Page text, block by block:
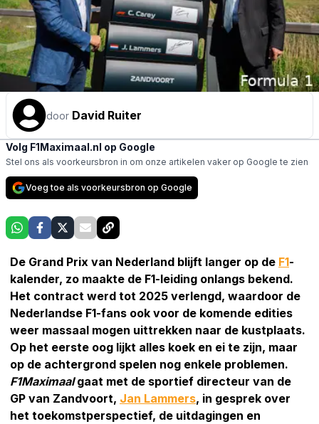
door David Ruiter
Volg F1Maximaal.nl op Google
Stel ons als voorkeursbron in om onze artikelen vaker op Google te zien
Voeg toe als voorkeursbron op Google
De Grand Prix van Nederland blijft langer op de F1-
kalender, zo maakte de F1-leiding onlangs bekend.
Het contract werd tot 2025 verlengd, waardoor de
Nederlandse F1-fans ook voor de komende edities
weer massaal mogen uittrekken naar de kustplaats.
Op het eerste oog lijkt alles koek en ei te zijn, maar
op de achtergrond spelen nog enkele problemen.
F1Maximaalgaat met de sportief directeur van de
GP van Zandvoort, Jan Lammers, in gesprek over
het toekomstperspectief, de uitdagingen en